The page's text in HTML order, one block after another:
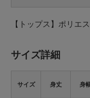
【トップス】ポリエ
サイズ詳細
サイズ 身丈 身